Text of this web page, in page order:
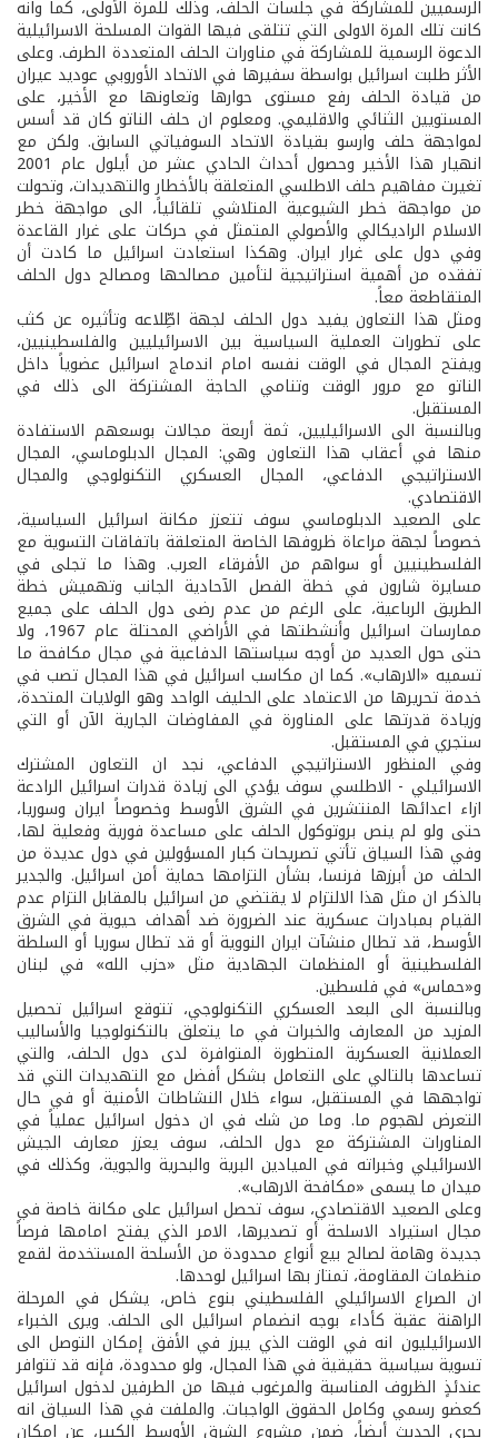
الرسميين للمشاركة في جلسات الحلف، وذلك للمرة الأولى، كما وانه
كانت تلك المرة الاولى التي تتلقى فيها القوات المسلحة الاسرائيلية
الدعوة الرسمية للمشاركة في مناورات الحلف المتعددة الطرف. وعلى
الأثر طلبت اسرائيل بواسطة سفيرها في الاتحاد الأوروبي عوديد عيران
من قيادة الحلف رفع مستوى حوارها وتعاونها مع الأخير، على
المستويين الثنائي والاقليمي. ومعلوم ان حلف الناتو كان قد أسس
لمواجهة حلف وارسو بقيادة الاتحاد السوفياتي السابق. ولكن مع
انهيار هذا الأخير وحصول أحداث الحادي عشر من أيلول عام 2001
تغيرت مفاهيم حلف الاطلسي المتعلقة بالأخطار والتهديدات، وتحولت
من مواجهة خطر الشيوعية المتلاشي تلقائياً، الى مواجهة خطر
الاسلام الراديكالي والأصولي المتمثل في حركات على غرار القاعدة
وفي دول على غرار ايران. وهكذا استعادت اسرائيل ما كادت أن
تفقده من أهمية استراتيجية لتأمين مصالحها ومصالح دول الحلف
المتقاطعة معاً.
ومثل هذا التعاون يفيد دول الحلف لجهة اطِّلاعه وتأثيره عن كثب
على تطورات العملية السياسية بين الاسرائيليين والفلسطينيين،
ويفتح المجال في الوقت نفسه امام اندماج اسرائيل عضوياً داخل
الناتو مع مرور الوقت وتنامي الحاجة المشتركة الى ذلك في
المستقبل.
وبالنسبة الى الاسرائيليين، ثمة أربعة مجالات بوسعهم الاستفادة
منها في أعقاب هذا التعاون وهي: المجال الدبلوماسي، المجال
الاستراتيجي الدفاعي، المجال العسكري التكنولوجي والمجال
الاقتصادي.
على الصعيد الدبلوماسي سوف تتعزز مكانة اسرائيل السياسية،
خصوصاً لجهة مراعاة ظروفها الخاصة المتعلقة باتفاقات التسوية مع
الفلسطينيين أو سواهم من الأفرقاء العرب. وهذا ما تجلى في
مسايرة شارون في خطة الفصل الآحادية الجانب وتهميش خطة
الطريق الرباعية، على الرغم من عدم رضى دول الحلف على جميع
ممارسات اسرائيل وأنشطتها في الأراضي المحتلة عام 1967، ولا
حتى حول العديد من أوجه سياستها الدفاعية في مجال مكافحة ما
تسميه «الارهاب». كما ان مكاسب اسرائيل في هذا المجال تصب في
خدمة تحريرها من الاعتماد على الحليف الواحد وهو الولايات المتحدة،
وزيادة قدرتها على المناورة في المفاوضات الجارية الآن أو التي
ستجري في المستقبل.
وفي المنظور الاستراتيجي الدفاعي، نجد ان التعاون المشترك
الاسرائيلي - الاطلسي سوف يؤدي الى زيادة قدرات اسرائيل الرادعة
ازاء اعدائها المنتشرين في الشرق الأوسط وخصوصاً ايران وسوريا،
حتى ولو لم ينص بروتوكول الحلف على مساعدة فورية وفعلية لها،
وفي هذا السياق تأتي تصريحات كبار المسؤولين في دول عديدة من
الحلف من أبرزها فرنسا، بشأن التزامها حماية أمن اسرائيل. والجدير
بالذكر ان مثل هذا الالتزام لا يقتضي من اسرائيل بالمقابل التزام عدم
القيام بمبادرات عسكرية عند الضرورة ضد أهداف حيوية في الشرق
الأوسط، قد تطال منشآت ايران النووية أو قد تطال سوريا أو السلطة
الفلسطينية أو المنظمات الجهادية مثل «حزب الله» في لبنان
و«حماس» في فلسطين.
وبالنسبة الى البعد العسكري التكنولوجي، تتوقع اسرائيل تحصيل
المزيد من المعارف والخبرات في ما يتعلق بالتكنولوجيا والأساليب
العملانية العسكرية المتطورة المتوافرة لدى دول الحلف، والتي
تساعدها بالتالي على التعامل بشكل أفضل مع التهديدات التي قد
تواجهها في المستقبل، سواء خلال النشاطات الأمنية أو في حال
التعرض لهجوم ما. وما من شك في ان دخول اسرائيل عملياً في
المناورات المشتركة مع دول الحلف، سوف يعزز معارف الجيش
الاسرائيلي وخبراته في الميادين البرية والبحرية والجوية، وكذلك في
ميدان ما يسمى «مكافحة الارهاب».
وعلى الصعيد الاقتصادي، سوف تحصل اسرائيل على مكانة خاصة في
مجال استيراد الاسلحة أو تصديرها، الامر الذي يفتح امامها فرصاً
جديدة وهامة لصالح بيع أنواع محدودة من الأسلحة المستخدمة لقمع
منظمات المقاومة، تمتاز بها اسرائيل لوحدها.
ان الصراع الاسرائيلي الفلسطيني بنوع خاص، يشكل في المرحلة
الراهنة عقبة كأداء بوجه انضمام اسرائيل الى الحلف. ويرى الخبراء
الاسرائيليون انه في الوقت الذي يبرز في الأفق إمكان التوصل الى
تسوية سياسية حقيقية في هذا المجال، ولو محدودة، فإنه قد تتوافر
عندئذٍ الظروف المناسبة والمرغوب فيها من الطرفين لدخول اسرائيل
كعضو رسمي وكامل الحقوق الواجبات. والملفت في هذا السياق انه
يجري الحديث أيضاً، ضمن مشروع الشرق الأوسط الكبير، عن امكان